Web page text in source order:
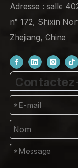
Adresse : salle
n° 172, Shixin
Zhejiang, Chine